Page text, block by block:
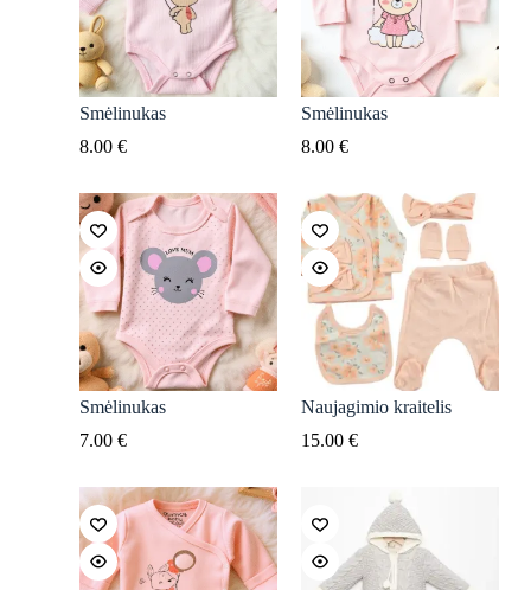
Smėlinukas
8.00 €
Smėlinukas
8.00 €
Smėlinukas
7.00 €
Naujagimio kraitelis
15.00 €